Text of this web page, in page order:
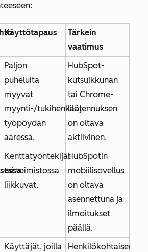
Käyttötapaus
Tärkein
vaatimus
Paljon
puheluita
myyvät
myynti-/tukihenkilöt
työpöydän
ääressä.
HubSpot-
kutsuikkunan
tai Chrome-
laajennuksen
on oltava
aktiivinen.
Kenttätyöntekijät
tai toimistossa
liikkuvat.
HubSpotin
mobiilisovellus
on oltava
asennettuna ja
ilmoitukset
päällä.
Käyttäjät, joilla
Henkilökohtaisen